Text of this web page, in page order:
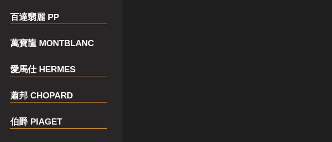
百達翡麗 PP
萬寶龍 MONTBLANC
愛馬仕 HERMES
蕭邦 CHOPARD
伯爵 PIAGET